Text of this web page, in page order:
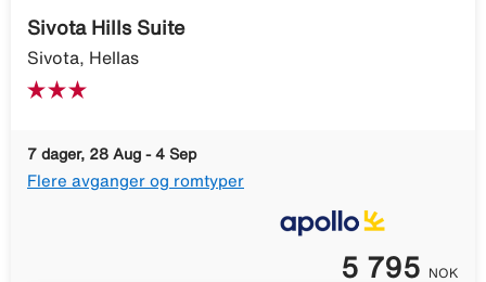
Sivota Hills Suite
Sivota, Hellas
7 dager, 28 Aug - 4 Sep
Flere avganger og romtyper
5 795 NOK